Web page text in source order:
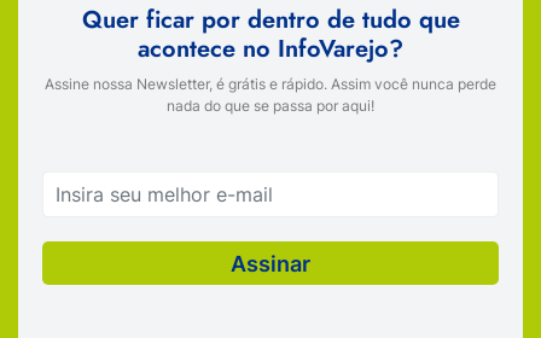
Quer ficar por dentro de tudo que
acontece no InfoVarejo?
Assine nossa Newsletter, é grátis e rápido. Assim você nunca perde
nada do que se passa por aqui!